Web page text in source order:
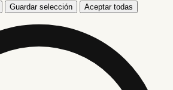
Guardar selección Aceptar todas